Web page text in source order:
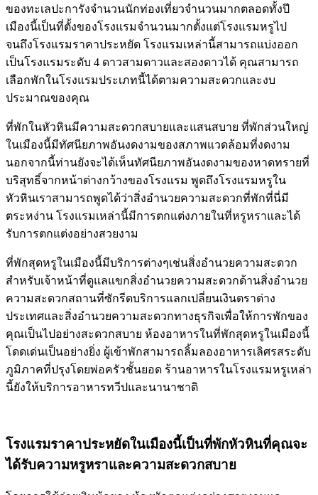
ของทะเลปะการังจำนวนนักท่องเที่ยวจำนวนมากตลอดทั้งปี
เมืองนี้เป็นที่ตั้งของโรงแรมจำนวนมากตั้งแต่โรงแรมหรูไป
จนถึงโรงแรมราคาประหยัด โรงแรมเหล่านี้สามารถแบ่งออก
เป็นโรงแรมระดับ 4 ดาวสามดาวและสองดาวได้ คุณสามารถ
เลือกพักในโรงแรมประเภทนี้ได้ตามความสะดวกและงบ
ประมาณของคุณ
ที่พักในหัวหินมีความสะดวกสบายและแสนสบาย ที่พักส่วนใหญ่
ในเมืองนี้มีทัศนียภาพอันงดงามของสภาพแวดล้อมที่งดงาม
นอกจากนี้ท่านยังจะได้เห็นทัศนียภาพอันงดงามของหาดทรายที่
บริสุทธิ์จากหน้าต่างกว้างของโรงแรม พูดถึงโรงแรมหรูใน
หัวหินเราสามารถพูดได้ว่าสิ่งอำนวยความสะดวกที่พักที่นี่มี
ตระหง่าน โรงแรมเหล่านี้มีการตกแต่งภายในที่หรูหราและได้
รับการตกแต่งอย่างสวยงาม
ที่พักสุดหรูในเมืองนี้มีบริการต่างๆเช่นสิ่งอำนวยความสะดวก
สำหรับเจ้าหน้าที่ดูแลแขกสิ่งอำนวยความสะดวกด้านสิ่งอำนวย
ความสะดวกสถานที่ซักรีดบริการแลกเปลี่ยนเงินตราต่าง
ประเทศและสิ่งอำนวยความสะดวกทางธุรกิจเพื่อให้การพักของ
คุณเป็นไปอย่างสะดวกสบาย ห้องอาหารในที่พักสุดหรูในเมืองนี้
โดดเด่นเป็นอย่างยิ่ง ผู้เข้าพักสามารถลิ้มลองอาหารเลิศรสระดับ
ภูมิภาคที่ปรุงโดยพ่อครัวชั้นยอด ร้านอาหารในโรงแรมหรูเหล่า
นี้ยังให้บริการอาหารทวีปและนานาชาติ
โรงแรมราคาประหยัดในเมืองนี้เป็นที่พักหัวหินที่คุณจะ
ได้รับความหรูหราและความสะดวกสบาย